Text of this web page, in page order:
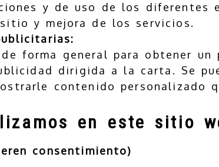
y de uso de los diferentes
y mejora de los servicios.
forma general para obtener un
dirigida a la carta. Se
contenido personalizado
en este sitio
consentimiento)